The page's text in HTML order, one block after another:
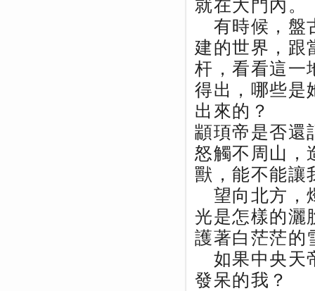
就在大門內。
有時候，盤
建的世界，跟
杆，看看這一
得出，哪些是
出來的？
顓頊帝是否還
怒觸不周山，
獸，能不能讓
望向北方，
光是怎樣的灑
護著白茫茫的
如果中央天
發呆的我？